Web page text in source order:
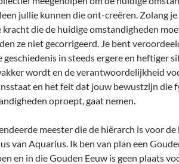
jullie kunnen die ont-creëren. Zolang
die de huidige omstandigheden
ze niet gecorrigeerd. Je bent
geschiedenis in steeds ergere en heftiger
wordt en de verantwoordelijkheid
en het feit dat jouw bewustzijn die
oproept, gaat nemen.
meester die de hiërarch is voor
van Aquarius. Ik ben van plan een
en in die Gouden Eeuw is geen plaats